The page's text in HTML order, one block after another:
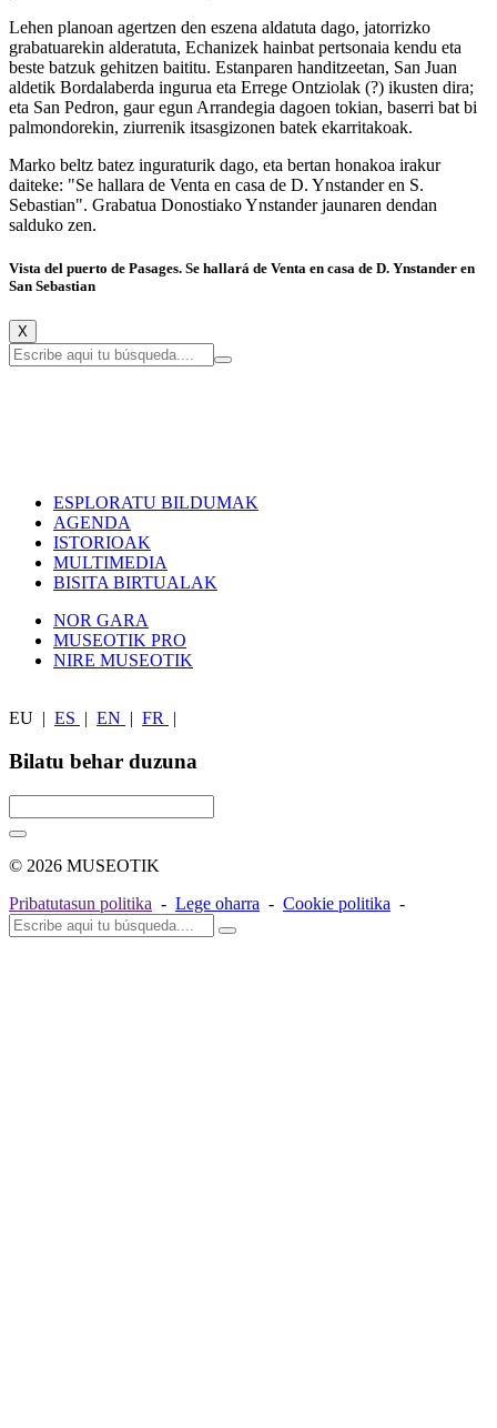
Lehen planoan agertzen den eszena aldatuta dago, jatorrizko
grabatuarekin alderatuta, Echanizek hainbat pertsonaia kendu eta
beste batzuk gehitzen baititu. Estanparen handitzeetan, San Juan
aldetik Bordalaberda ingurua eta Errege Ontziolak (?) ikusten dira;
eta San Pedron, gaur egun Arrandegia dagoen tokian, baserri bat bi
palmondorekin, ziurrenik itsasgizonen batek ekarritakoak.
Marko beltz batez inguraturik dago, eta bertan honakoa irakur
daiteke: "Se hallara de Venta en casa de D. Ynstander en S.
Sebastian". Grabatua Donostiako Ynstander jaunaren dendan
salduko zen.
Vista del puerto de Pasages. Se hallará de Venta en casa de D. Ynstander en
San Sebastian
X
ESPLORATU BILDUMAK
AGENDA
ISTORIOAK
MULTIMEDIA
BISITA BIRTUALAK
NOR GARA
MUSEOTIK PRO
NIRE MUSEOTIK
EU | ES | EN | FR |
Bilatu behar duzuna
© 2026 MUSEOTIK
Pribatutasun politika - Lege oharra - Cookie politika -